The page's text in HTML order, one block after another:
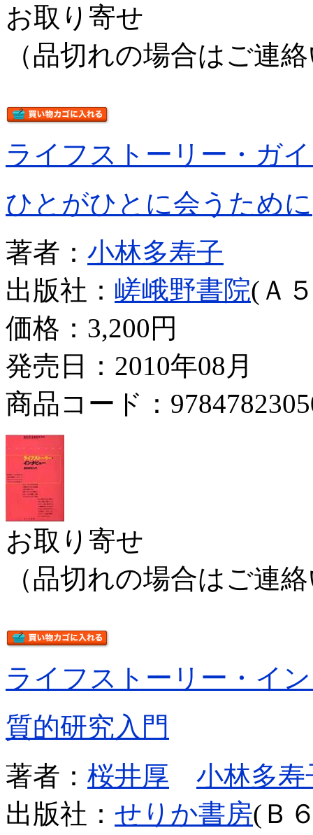
お取り寄せ
（品切れの場合はご連
ライフストーリー・ガ
ひとがひとに会うために
著者： 小林多寿子
出版社： 嵯峨野書院(Ａ
価格： 3,200円
発売日：2010年08月
商品コード：
お取り寄せ
（品切れの場合はご連
ライフストーリー・イ
質的研究入門
著者： 桜井厚
小林多寿
出版社： せりか書房(Ｂ